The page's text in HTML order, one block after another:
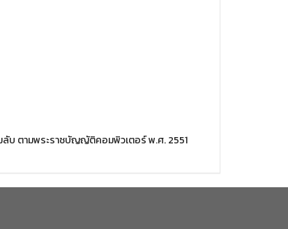
ลับ ตามพระราชบัญญัติคอมพิวเตอร์ พ.ศ. 2551